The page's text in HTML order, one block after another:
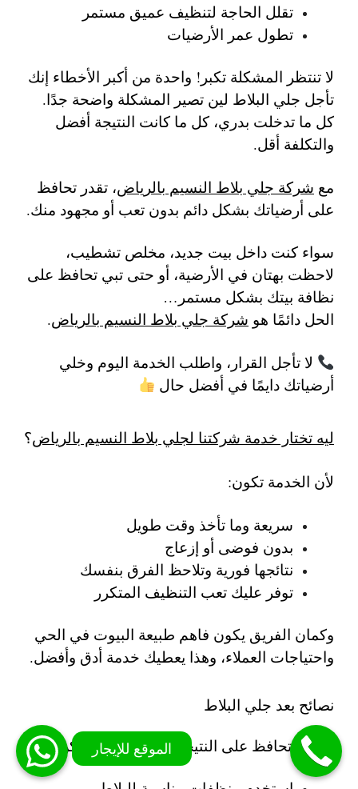
تقلل الحاجة لتنظيف عميق مستمر
تطول عمر الأرضيات
لا تنتظر المشكلة تكبر! واحدة من أكبر الأخطاء إنك
تأجل جلي البلاط لين تصير المشكلة واضحة جدًا.
كل ما تدخلت بدري، كل ما كانت النتيجة أفضل
والتكلفة أقل.
مع شركة جلي بلاط النسيم بالرياض، تقدر تحافظ
على أرضياتك بشكل دائم بدون تعب أو مجهود منك.
سواء كنت داخل بيت جديد، مخلص تشطيب،
لاحظت بهتان في الأرضية، أو حتى تبي تحافظ على
نظافة بيتك بشكل مستمر…
الحل دائمًا هو شركة جلي بلاط النسيم بالرياض.
لا تأجل القرار، واطلب الخدمة اليوم وخلي
أرضياتك دايمًا في أفضل حال
ليه تختار خدمة شركتنا لجلي بلاط النسيم بالرياض؟
لأن الخدمة تكون:
سريعة وما تأخذ وقت طويل
بدون فوضى أو إزعاج
نتائجها فورية وتلاحظ الفرق بنفسك
توفر عليك تعب التنظيف المتكرر
وكمان الفريق يكون فاهم طبيعة البيوت في الحي
واحتياجات العملاء، وهذا يعطيك خدمة أدق وأفضل.
نصائح بعد جلي البلاط
عشان تحافظ على النتيجة لأطول وقت ممكن: